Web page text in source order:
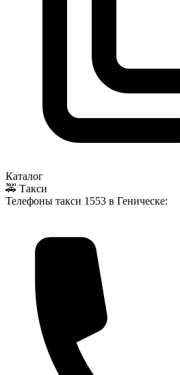
Каталог
🚕 Такси
Телефоны такси 1553 в Геническе: